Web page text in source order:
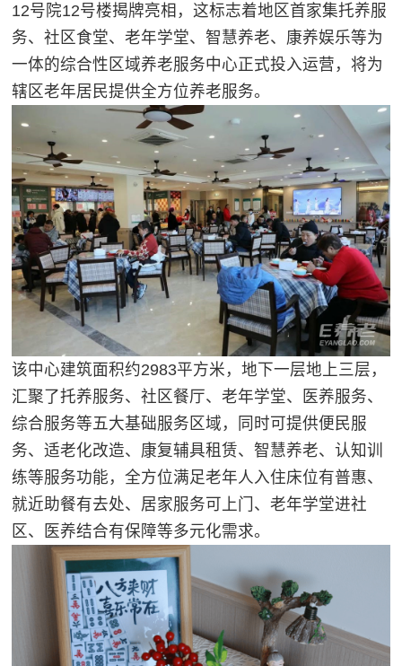
12号院12号楼揭牌亮相，这标志着地区首家集托养服
务、社区食堂、老年学堂、智慧养老、康养娱乐等为
一体的综合性区域养老服务中心正式投入运营，将为
辖区老年居民提供全方位养老服务。
该中心建筑面积约2983平方米，地下一层地上三层，
汇聚了托养服务、社区餐厅、老年学堂、医养服务、
综合服务等五大基础服务区域，同时可提供便民服
务、适老化改造、康复辅具租赁、智慧养老、认知训
练等服务功能，全方位满足老年人入住床位有普惠、
就近助餐有去处、居家服务可上门、老年学堂进社
区、医养结合有保障等多元化需求。